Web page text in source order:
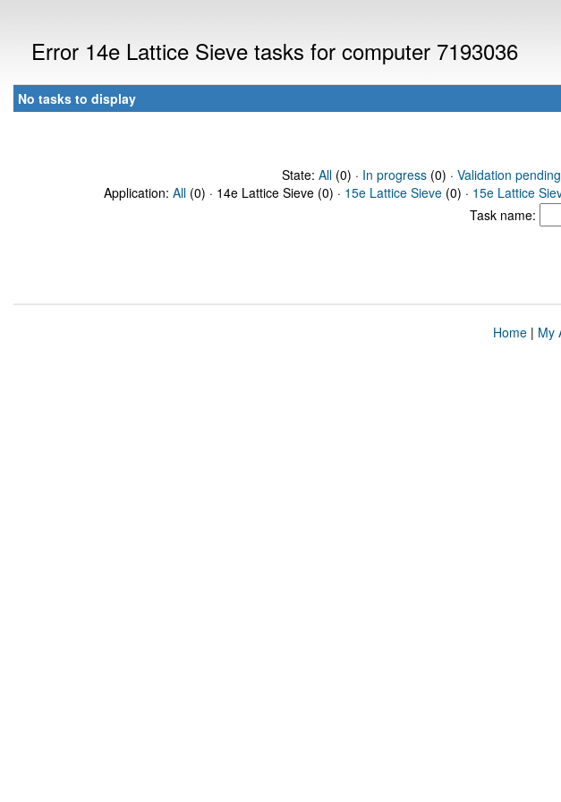
Error 14e Lattice Sieve tasks for computer 7193036
No tasks to display
State: All(0) · In progress(0) · Validation pending
Application: All (0) · 14e Lattice Sieve (0) · 15e Lattice Sieve (0) · 15e Lattice
Task name:
Home| My